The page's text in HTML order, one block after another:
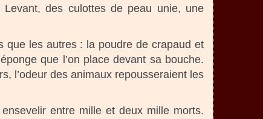
des culottes de peau unie, une
que les autres : la poudre de crapaud et
que l’on place devant sa bouche.
l’odeur des animaux repousseraient les
entre mille et deux mille morts.